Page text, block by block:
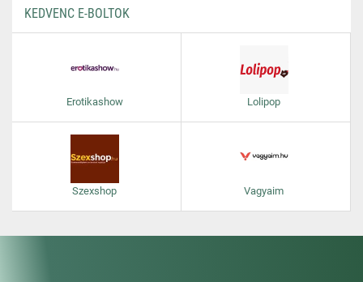
KEDVENC E-BOLTOK
Erotikashow Lolipop
Szexshop Vagyaim